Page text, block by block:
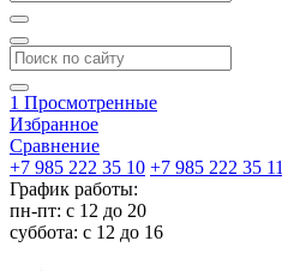
1 Просмотренные
Избранное
Сравнение
+7 985 222 35 10 +7 985 222 35 11
График работы:
пн-пт: с 12 до 20
суббота: c 12 до 16